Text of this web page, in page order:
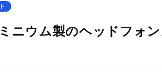
ニウム製のヘッドフォ